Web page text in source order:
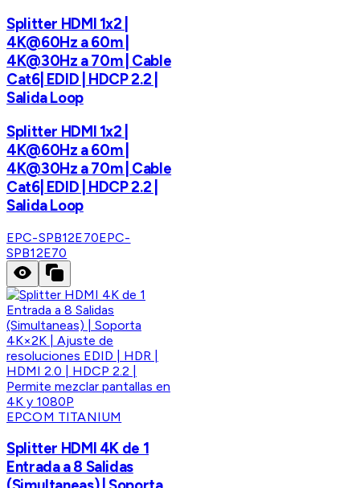
Splitter HDMI 1x2 |
4K@60Hz a 60m |
4K@30Hz a 70m | Cable
Cat6| EDID | HDCP 2.2 |
Salida Loop
Splitter HDMI 1x2 |
4K@60Hz a 60m |
4K@30Hz a 70m | Cable
Cat6| EDID | HDCP 2.2 |
Salida Loop
EPC-SPB12E70EPC-
SPB12E70
EPCOM TITANIUM
Splitter HDMI 4K de 1
Entrada a 8 Salidas